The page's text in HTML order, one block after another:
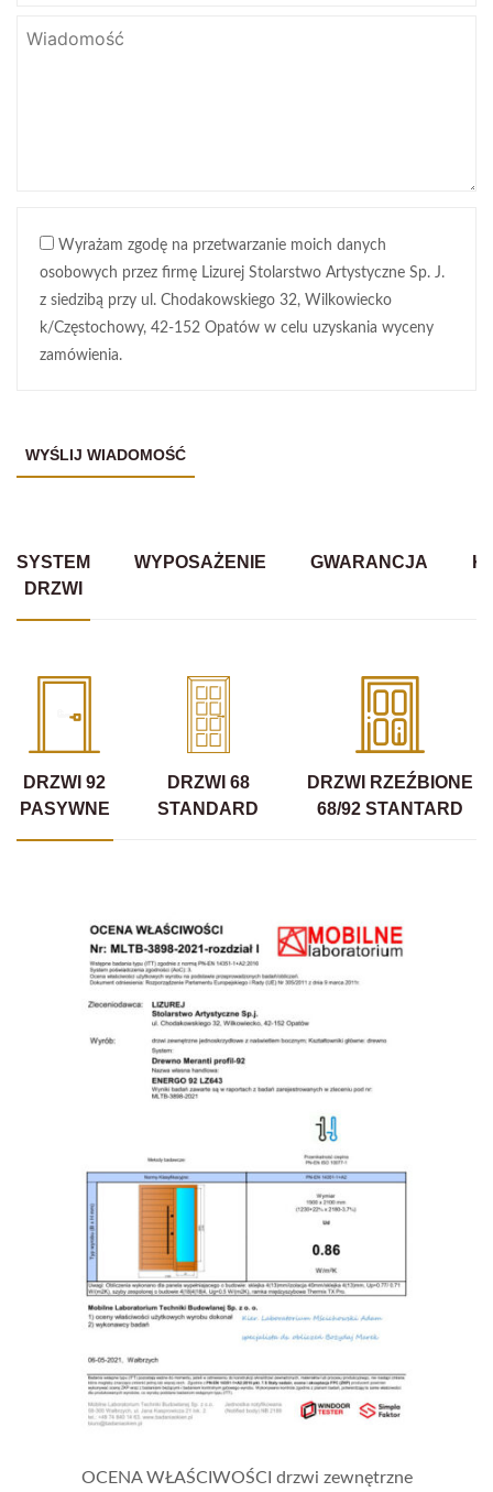
Wyrażam zgodę na przetwarzanie moich danych
osobowych przez firmę Lizurej Stolarstwo Artystyczne Sp. J.
z siedzibą przy ul. Chodakowskiego 32, Wilkowiecko
k/Częstochowy, 42-152 Opatów w celu uzyskania wyceny
zamówienia.
SYSTEM
DRZWI
WYPOSAŻENIE GWARANCJA
DRZWI 92
PASYWNE
DRZWI 68
STANDARD
DRZWI RZEŹBIONE
68/92 STANTARD
OCENA WŁAŚCIWOŚCI drzwi zewnętrzne